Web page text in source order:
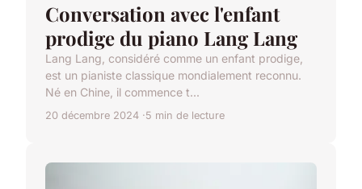
Conversation avec l'enfant
prodige du piano Lang Lang
Lang Lang, considéré comme un enfant prodige,
est un pianiste classique mondialement reconnu.
Né en Chine, il commence t...
20 décembre 2024 5 min de lecture